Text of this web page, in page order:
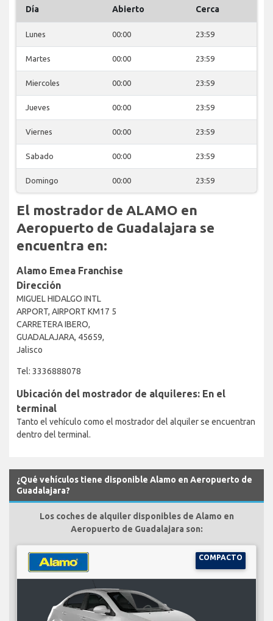
Día Abierto Cerca
Lunes 00:00 23:59
Martes 00:00 23:59
Miercoles 00:00 23:59
Jueves 00:00 23:59
Viernes 00:00 23:59
Sabado 00:00 23:59
Domingo 00:00 23:59
El mostrador de ALAMO en
Aeropuerto de Guadalajara se
encuentra en:
Alamo Emea Franchise
Dirección
MIGUEL HIDALGO INTL
ARPORT, AIRPORT KM17 5
CARRETERA IBERO,
GUADALAJARA, 45659,
Jalisco
Tel: 3336888078
Ubicación del mostrador de alquileres: En el
terminal
Tanto el vehículo como el mostrador del alquiler se encuentran
dentro del terminal.
¿Qué vehículos tiene disponible Alamo en Aeropuerto de
Guadalajara?
Los coches de alquiler disponibles de Alamo en
Aeropuerto de Guadalajara son:
COMPACTO